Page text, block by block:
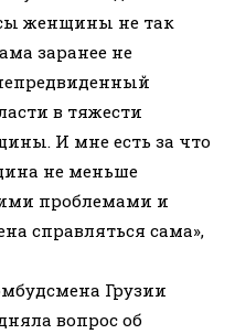
женщины не так
заранее не
в тяжести
И мне есть за что
не меньше
проблемами и
справляться сама»,
Грузии
вопрос об